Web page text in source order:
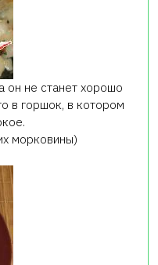
он не станет хорошо
в горшок, в котором
морковины)